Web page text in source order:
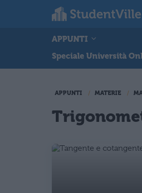
APPUNTI
Speciale Università
APPUNTI MATERIE